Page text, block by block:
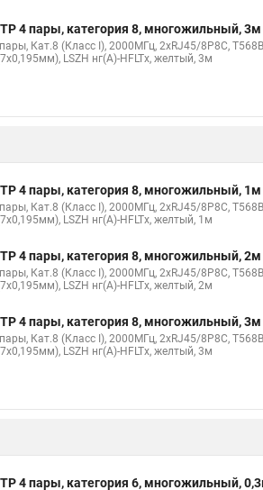
4 пары, категория 8, многожильный, 3м
Кат.8 (Класс I), 2000МГц, 2хRJ45/8P8C,
LSZH нг(А)-HFLTx, желтый, 3м
4 пары, категория 8, многожильный, 1м
Кат.8 (Класс I), 2000МГц, 2хRJ45/8P8C,
LSZH нг(А)-HFLTx, желтый, 1м
4 пары, категория 8, многожильный, 2м
Кат.8 (Класс I), 2000МГц, 2хRJ45/8P8C,
LSZH нг(А)-HFLTx, желтый, 2м
4 пары, категория 8, многожильный, 3м
Кат.8 (Класс I), 2000МГц, 2хRJ45/8P8C,
LSZH нг(А)-HFLTx, желтый, 3м
4 пары, категория 6, многожильный,